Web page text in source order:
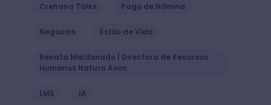
Crehana Talks Pago de Nómina
Negocios Estilo de Vida
Renata Maldonado | Directora de Recursos
Humanos Natura Avon
LMS IA